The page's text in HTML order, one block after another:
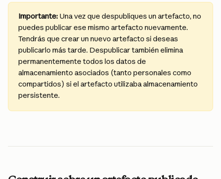
Importante: Una vez que despubliques un artefacto, no
puedes publicar ese mismo artefacto nuevamente.
Tendrás que crear un nuevo artefacto si deseas
publicarlo más tarde. Despublicar también elimina
permanentemente todos los datos de
almacenamiento asociados (tanto personales como
compartidos) si el artefacto utilizaba almacenamiento
persistente.